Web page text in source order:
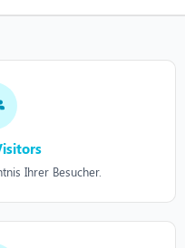
Ihrer Besucher.